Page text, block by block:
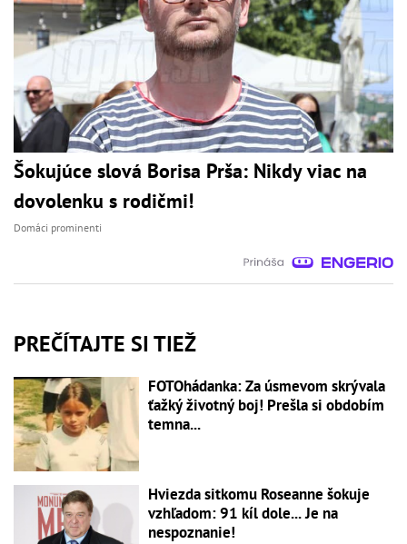
Šokujúce slová Borisa Prša: Nikdy viac na
dovolenku s rodičmi!
Domáci prominenti
PREČÍTAJTE SI TIEŽ
FOTOhádanka: Za úsmevom skrývala
ťažký životný boj! Prešla si obdobím
temna...
Hviezda sitkomu Roseanne šokuje
vzhľadom: 91 kíl dole... Je na
nespoznanie!